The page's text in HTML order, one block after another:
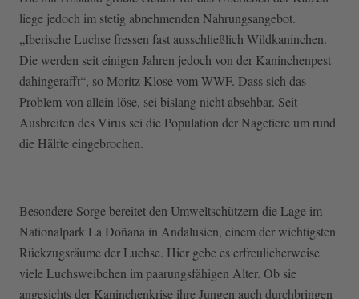
liege jedoch im stetig abnehmenden Nahrungsangebot.
„Iberische Luchse fressen fast ausschließlich Wildkaninchen.
Die werden seit einigen Jahren jedoch von der Kaninchenpest
dahingerafft“, so Moritz Klose vom WWF. Dass sich das
Problem von allein löse, sei bislang nicht absehbar. Seit
Ausbreiten des Virus sei die Population der Nagetiere um rund
die Hälfte eingebrochen.
Besondere Sorge bereitet den Umweltschützern die Lage im
Nationalpark La Doñana in Andalusien, einem der wichtigsten
Rückzugsräume der Luchse. Hier gebe es erfreulicherweise
viele Luchsweibchen im paarungsfähigen Alter. Ob sie
angesichts der Kaninchenkrise ihre Jungen auch durchbringen